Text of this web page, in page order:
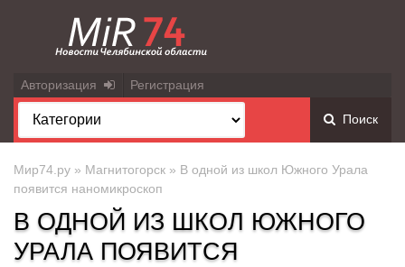
Авторизация Регистрация
Поиск
Мир74.ру » Магнитогорск » В одной из школ Южного Урала
появится наномикроскоп
В ОДНОЙ ИЗ ШКОЛ ЮЖНОГО
УРАЛА ПОЯВИТСЯ